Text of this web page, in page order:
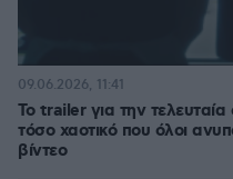
Το trailer για την
τόσο χαοτικό που όλοι
βίντεο
09.06.2026, 11:41